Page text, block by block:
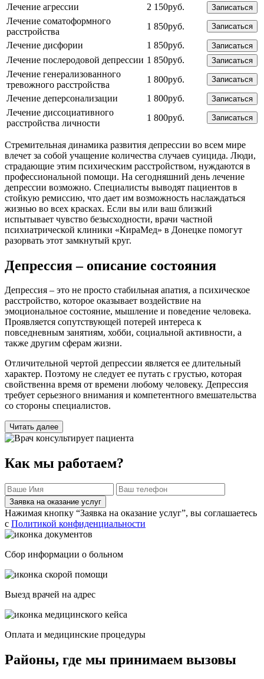
Лечение агрессии 2 150руб. Записаться
Лечение соматоформного
расстройства
1 850руб. Записаться
Лечение дисфории 1 850руб. Записаться
Лечение послеродовой депрессии 1 850руб. Записаться
Лечение генерализованного
тревожного расстройства
1 800руб. Записаться
Лечение деперсонализации 1 800руб. Записаться
Лечение диссоциативного
расстройства личности
1 800руб. Записаться
Стремительная динамика развития депрессии во всем мире
влечет за собой учащение количества случаев суицида. Люди,
страдающие этим психическим расстройством, нуждаются в
профессиональной помощи. На сегодняшний день лечение
депрессии возможно. Специалисты выводят пациентов в
стойкую ремиссию, что дает им возможность наслаждаться
жизнью во всех красках. Если вы или ваш близкий
испытывает чувство безысходности, врачи частной
психиатрической клиники «КираМед» в Донецке помогут
разорвать этот замкнутый круг.
Депрессия – описание состояния
Депрессия – это не просто стабильная апатия, а психическое
расстройство, которое оказывает воздействие на
эмоциональное состояние, мышление и поведение человека.
Проявляется сопутствующей потерей интереса к
повседневным занятиям, хобби, социальной активности, а
также другим сферам жизни.
Отличительной чертой депрессии является ее длительный
характер. Поэтому не следует ее путать с грустью, которая
свойственна время от времени любому человеку. Депрессия
требует серьезного внимания и компетентного вмешательства
со стороны специалистов.
Читать далее
Как мы работаем?
Заявка на оказание услуг
Нажимая кнопку “Заявка на оказание услуг”, вы соглашаетесь
с Политикой конфиденциальности
Сбор информации о больном
Выезд врачей на адрес
Оплата и медицинские процедуры
Районы, где мы принимаем вызовы